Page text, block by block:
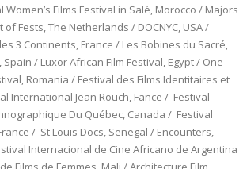
Films Festival in Salé, Morocco / Majors
of Fests, The Netherlands / DOCNYC, USA /
3 Continents, France / Les Bobines du Sacré,
/ Luxor African Film Festival, Egypt / One
Romania / Festival des Films Identitaires et
International Jean Rouch, Fance / Festival
Du Québec, Canada / Festival
/ St Louis Docs, Senegal / Encounters,
Internacional de Cine Africano de Argentina